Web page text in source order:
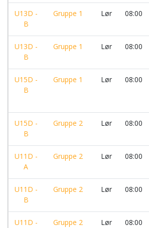
U13D -
B
Gruppe 1 Lør 08:00
U13D -
B
Gruppe 1 Lør 08:00
U15D -
B
Gruppe 1 Lør 08:00
U15D -
B
Gruppe 2 Lør 08:00
U11D -
A
Gruppe 2 Lør 08:00
U11D -
B
Gruppe 2 Lør 08:00
U11D -
Gruppe 2 Lør 08:00